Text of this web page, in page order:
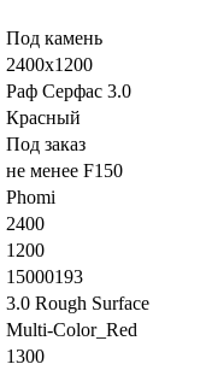
Под камень
2400x1200
Раф Серфас 3.0
Красный
Под заказ
не менее F150
Phomi
2400
1200
15000193
3.0 Rough Surface
Multi-Color_Red
1300